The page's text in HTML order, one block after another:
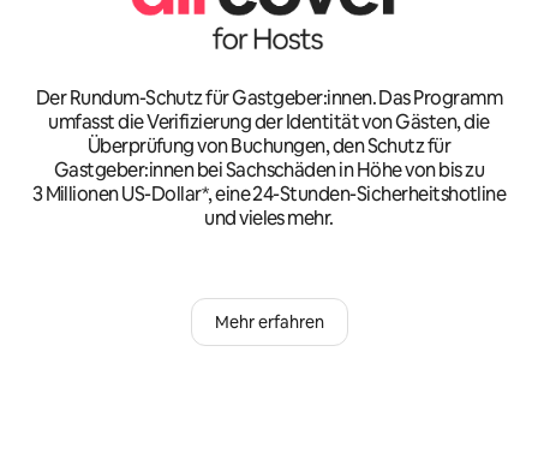
Der Rundum-Schutz für Gastgeber:innen. Das Programm
umfasst die Verifizierung der Identität von Gästen, die
Überprüfung von Buchungen, den Schutz für
Gastgeber:innen bei Sachschäden in Höhe von bis zu
3 Millionen US-Dollar*, eine 24-Stunden-Sicherheitshotline
und vieles mehr.
Mehr erfahren